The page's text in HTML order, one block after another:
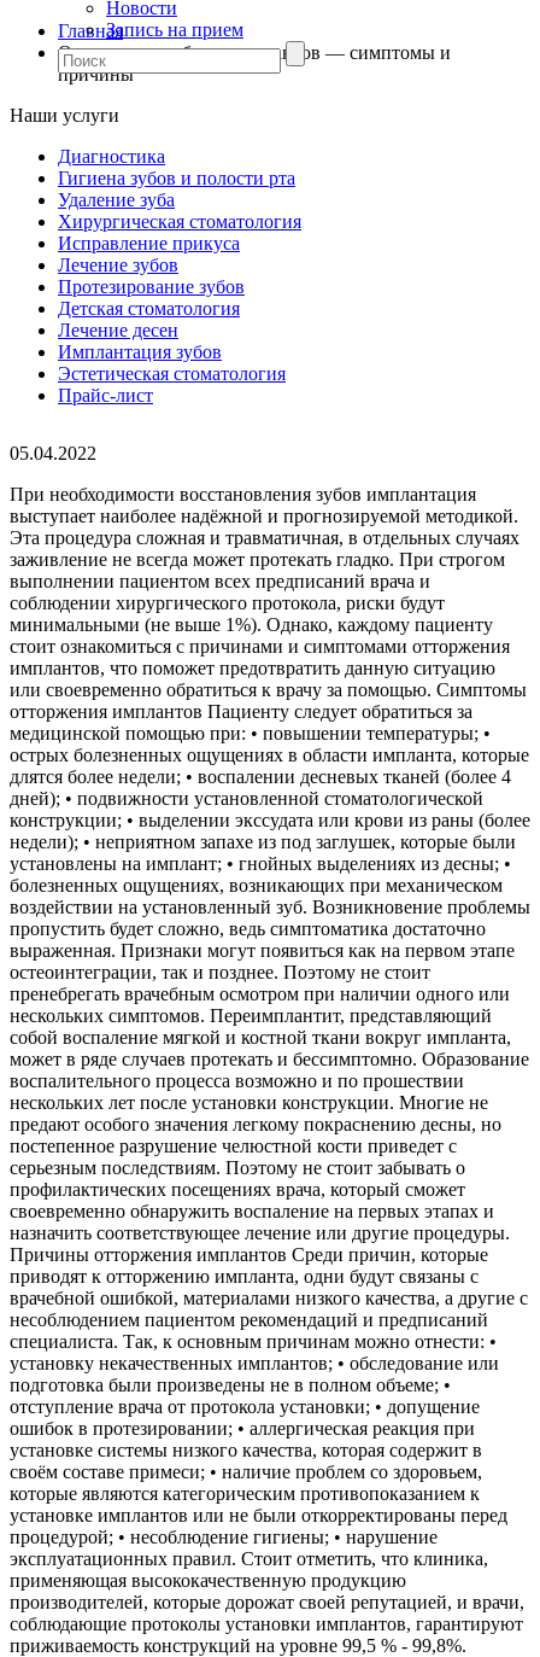
Новости
Запись на прием
Главная
Отторжение зубных имплантов — симптомы и
причины
Наши услуги
Диагностика
Гигиена зубов и полости рта
Удаление зуба
Хирургическая стоматология
Исправление прикуса
Лечение зубов
Протезирование зубов
Детская стоматология
Лечение десен
Имплантация зубов
Эстетическая стоматология
Прайс-лист
05.04.2022
При необходимости восстановления зубов имплантация
выступает наиболее надёжной и прогнозируемой методикой.
Эта процедура сложная и травматичная, в отдельных случаях
заживление не всегда может протекать гладко. При строгом
выполнении пациентом всех предписаний врача и
соблюдении хирургического протокола, риски будут
минимальными (не выше 1%). Однако, каждому пациенту
стоит ознакомиться с причинами и симптомами отторжения
имплантов, что поможет предотвратить данную ситуацию
или своевременно обратиться к врачу за помощью. Симптомы
отторжения имплантов Пациенту следует обратиться за
медицинской помощью при: • повышении температуры; •
острых болезненных ощущениях в области импланта, которые
длятся более недели; • воспалении десневых тканей (более 4
дней); • подвижности установленной стоматологической
конструкции; • выделении экссудата или крови из раны (более
недели); • неприятном запахе из под заглушек, которые были
установлены на имплант; • гнойных выделениях из десны; •
болезненных ощущениях, возникающих при механическом
воздействии на установленный зуб. Возникновение проблемы
пропустить будет сложно, ведь симптоматика достаточно
выраженная. Признаки могут появиться как на первом этапе
остеоинтеграции, так и позднее. Поэтому не стоит
пренебрегать врачебным осмотром при наличии одного или
нескольких симптомов. Переимплантит, представляющий
собой воспаление мягкой и костной ткани вокруг импланта,
может в ряде случаев протекать и бессимптомно. Образование
воспалительного процесса возможно и по прошествии
нескольких лет после установки конструкции. Многие не
предают особого значения легкому покраснению десны, но
постепенное разрушение челюстной кости приведет с
серьезным последствиям. Поэтому не стоит забывать о
профилактических посещениях врача, который сможет
своевременно обнаружить воспаление на первых этапах и
назначить соответствующее лечение или другие процедуры.
Причины отторжения имплантов Среди причин, которые
приводят к отторжению импланта, одни будут связаны с
врачебной ошибкой, материалами низкого качества, а другие с
несоблюдением пациентом рекомендаций и предписаний
специалиста. Так, к основным причинам можно отнести: •
установку некачественных имплантов; • обследование или
подготовка были произведены не в полном объеме; •
отступление врача от протокола установки; • допущение
ошибок в протезировании; • аллергическая реакция при
установке системы низкого качества, которая содержит в
своём составе примеси; • наличие проблем со здоровьем,
которые являются категорическим противопоказанием к
установке имплантов или не были откорректированы перед
процедурой; • несоблюдение гигиены; • нарушение
эксплуатационных правил. Стоит отметить, что клиника,
применяющая высококачественную продукцию
производителей, которые дорожат своей репутацией, и врачи,
соблюдающие протоколы установки имплантов, гарантируют
приживаемость конструкций на уровне 99,5 % - 99,8%.